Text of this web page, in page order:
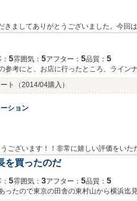
ましてありがとうございました。今回
をお運び頂き誠にありがとうございま
5雰囲気： 5アフター： 5品質： 5
参考にと、お店に行ったところ、ライ
えて頂き、 満足です！！これからもよろ
ト （2014/04購入）
ーション
ざいます！！非常に嬉しい評価をい
ろしくお願いします。(^0^)/
を買ったのだ
5雰囲気： 3アフター： 5品質： 5
ったので東京の田舎の東村山から横浜